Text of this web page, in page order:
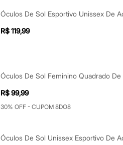
R$ 119,99
R$ 99,99
30% OFF - CUPOM 8DO8